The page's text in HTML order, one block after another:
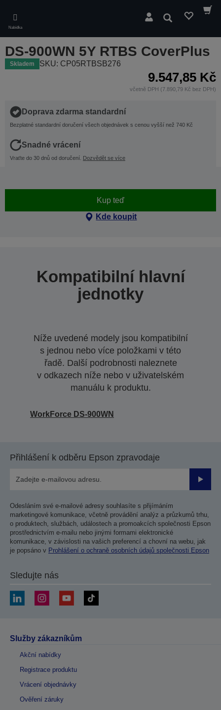
main
content
Nabídka
Hledat
DS-900WN 5Y RTBS CoverPlus
Skladem SKU: CP05RTBSB276
9.547,85 Kč
včetně DPH (7.890,79 Kč bez DPH)
Doprava zdarma standardní
Bezplatné standardní doručení všech objednávek s cenou vyšší než 740 Kč
Snadné vrácení
Vraťte do 30 dnů od doručení. Dozvědět se více
Kup teď
Kde koupit
Kompatibilní hlavní
jednotky
Níže uvedené modely jsou kompatibilní
s jednou nebo více položkami v této
řadě. Další podrobnosti naleznete
v odkazech níže nebo v uživatelském
manuálu k produktu.
WorkForce DS-900WN
Přihlášení k odběru Epson zpravodaje
Odesláním své e-mailové adresy souhlasíte s přijímáním
marketingové komunikace, včetně provádění analýz a průzkumů trhu,
o produktech, službách, událostech a promoakcích společnosti Epson
prostřednictvím e-mailu nebo jinými formami elektronické
komunikace, v závislosti na vašich preferencí a chovní na webu, jak
je popsáno v Prohlášení o ochraně osobních údajů společnosti Epson
Sledujte nás
Služby zákazníkům
Akční nabídky
Registrace produktu
Vrácení objednávky
Ověření záruky